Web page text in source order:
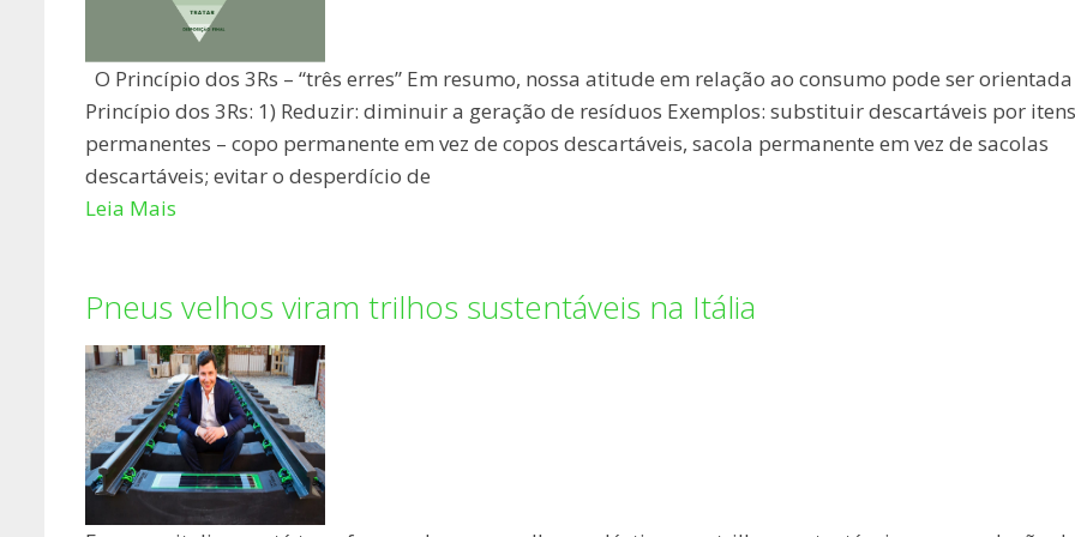
O Princípio dos 3Rs – “três erres” Em resumo, nossa atitude em relação ao consumo pode ser
Princípio dos 3Rs: 1) Reduzir: diminuir a geração de resíduos Exemplos: substituir descartáveis por itens
permanentes – copo permanente em vez de copos descartáveis, sacola permanente em vez de sacolas
descartáveis; evitar o desperdício de
Leia Mais
Pneus velhos viram trilhos sustentáveis na Itália